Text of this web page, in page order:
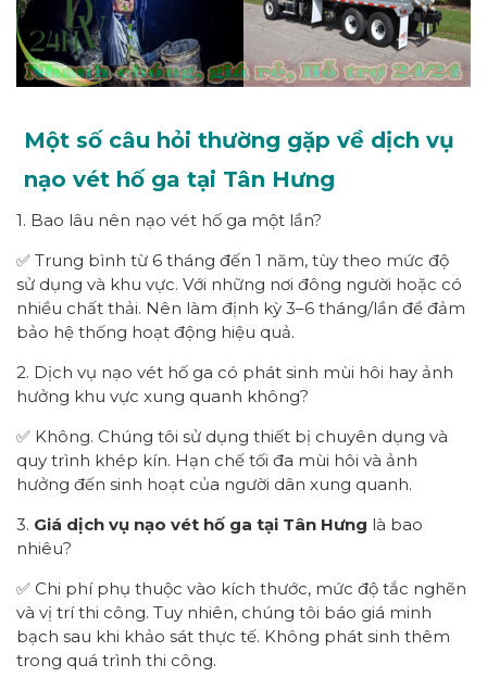
Một số câu hỏi thường gặp về dịch vụ
nạo vét hố ga tại Tân Hưng
1. Bao lâu nên nạo vét hố ga một lần?
✅ Trung bình từ 6 tháng đến 1 năm, tùy theo mức độ
sử dụng và khu vực. Với những nơi đông người hoặc có
nhiều chất thải. Nên làm định kỳ 3–6 tháng/lần để đảm
bảo hệ thống hoạt động hiệu quả.
2. Dịch vụ nạo vét hố ga có phát sinh mùi hôi hay ảnh
hưởng khu vực xung quanh không?
✅ Không. Chúng tôi sử dụng thiết bị chuyên dụng và
quy trình khép kín. Hạn chế tối đa mùi hôi và ảnh
hưởng đến sinh hoạt của người dân xung quanh.
3. Giá dịch vụ nạo vét hố ga tại Tân Hưng là bao
nhiêu?
✅ Chi phí phụ thuộc vào kích thước, mức độ tắc nghẽn
và vị trí thi công. Tuy nhiên, chúng tôi báo giá minh
bạch sau khi khảo sát thực tế. Không phát sinh thêm
trong quá trình thi công.